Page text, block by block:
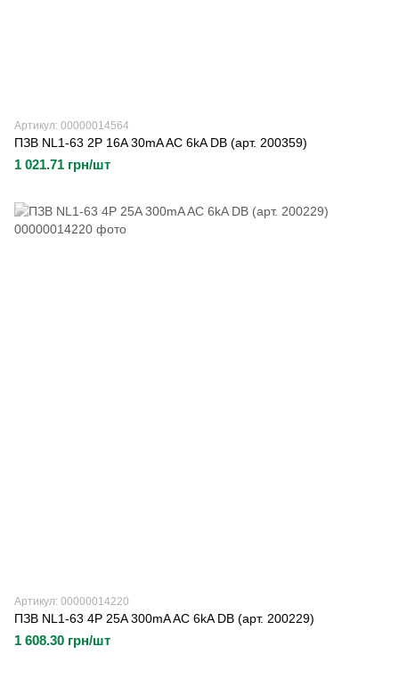
Артикул: 00000014564
ПЗВ NL1-63 2P 16A 30mA AC 6kA DB (арт. 200359)
1 021.71 грн/шт
Артикул: 00000014220
ПЗВ NL1-63 4P 25A 300mA AC 6kA DB (арт. 200229)
1 608.30 грн/шт